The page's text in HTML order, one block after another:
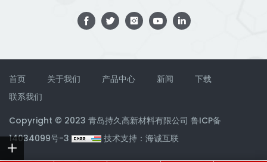
首页 关于我们 产品中心 新闻
下载
联系我们
Copyright © 2023 青岛持久高新材料有限公司 鲁ICP备
14034099号-3
技术支持：海诚互联